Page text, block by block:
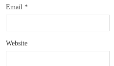
Email *
Website